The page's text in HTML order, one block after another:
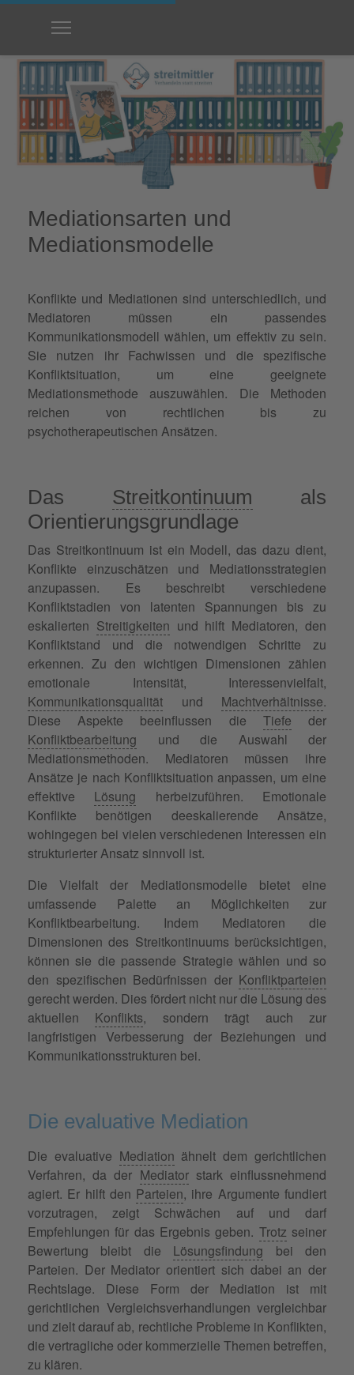
Mediationsarten und
Mediationsmodelle
Konflikte und Mediationen sind unterschiedlich, und
Mediatoren müssen ein passendes
Kommunikationsmodell wählen, um effektiv zu sein.
Sie nutzen ihr Fachwissen und die spezifische
Konfliktsituation, um eine geeignete
Mediationsmethode auszuwählen. Die Methoden
reichen von rechtlichen bis zu
psychotherapeutischen Ansätzen.
Das Streitkontinuum als
Orientierungsgrundlage
Das Streitkontinuum ist ein Modell, das dazu dient,
Konflikte einzuschätzen und Mediationsstrategien
anzupassen. Es beschreibt verschiedene
Konfliktstadien von latenten Spannungen bis zu
eskalierten Streitigkeiten und hilft Mediatoren, den
Konfliktstand und die notwendigen Schritte zu
erkennen. Zu den wichtigen Dimensionen zählen
emotionale Intensität, Interessenvielfalt,
Kommunikationsqualität und Machtverhältnisse.
Diese Aspekte beeinflussen die Tiefe der
Konfliktbearbeitung und die Auswahl der
Mediationsmethoden. Mediatoren müssen ihre
Ansätze je nach Konfliktsituation anpassen, um eine
effektive Lösung herbeizuführen. Emotionale
Konflikte benötigen deeskalierende Ansätze,
wohingegen bei vielen verschiedenen Interessen ein
strukturierter Ansatz sinnvoll ist.
Die Vielfalt der Mediationsmodelle bietet eine
umfassende Palette an Möglichkeiten zur
Konfliktbearbeitung. Indem Mediatoren die
Dimensionen des Streitkontinuums berücksichtigen,
können sie die passende Strategie wählen und so
den spezifischen Bedürfnissen der Konfliktparteien
gerecht werden. Dies fördert nicht nur die Lösung des
aktuellen Konflikts, sondern trägt auch zur
langfristigen Verbesserung der Beziehungen und
Kommunikationsstrukturen bei.
Die evaluative Mediation
Die evaluative Mediation ähnelt dem gerichtlichen
Verfahren, da der Mediatorstark einflussnehmend
agiert. Er hilft den Parteien, ihre Argumente fundiert
vorzutragen, zeigt Schwächen auf und darf
Empfehlungen für das Ergebnis geben. Trotz seiner
Bewertung bleibt die Lösungsfindung bei den
Parteien. Der Mediator orientiert sich dabei an der
Rechtslage. Diese Form der Mediation ist mit
gerichtlichen Vergleichsverhandlungen vergleichbar
und zielt darauf ab, rechtliche Probleme in Konflikten,
die vertragliche oder kommerzielle Themen betreffen,
zu klären.